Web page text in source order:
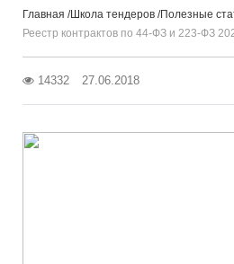
Главная Школа тендеров Полезные
Реестр контрактов по 44-ФЗ и 223-ФЗ
14332 27.06.2018